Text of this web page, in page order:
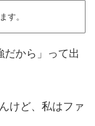
す。
だから」って出
けど、私はファ